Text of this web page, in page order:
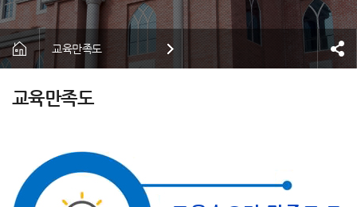
교육만족도
교육만족도